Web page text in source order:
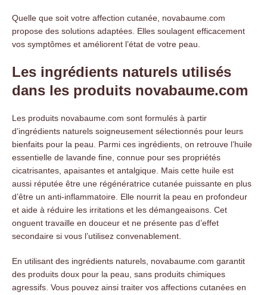
Quelle que soit votre affection cutanée, novabaume.com
propose des solutions adaptées. Elles soulagent efficacement
vos symptômes et améliorent l’état de votre peau.
Les ingrédients naturels utilisés
dans les produits novabaume.com
Les produits novabaume.com sont formulés à partir
d’ingrédients naturels soigneusement sélectionnés pour leurs
bienfaits pour la peau. Parmi ces ingrédients, on retrouve l’huile
essentielle de lavande fine, connue pour ses propriétés
cicatrisantes, apaisantes et antalgique. Mais cette huile est
aussi réputée être une régénératrice cutanée puissante en plus
d’être un anti-inflammatoire. Elle nourrit la peau en profondeur
et aide à réduire les irritations et les démangeaisons. Cet
onguent travaille en douceur et ne présente pas d’effet
secondaire si vous l’utilisez convenablement.
En utilisant des ingrédients naturels, novabaume.com garantit
des produits doux pour la peau, sans produits chimiques
agressifs. Vous pouvez ainsi traiter vos affections cutanées en